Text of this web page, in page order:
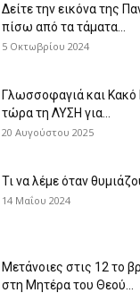
Δείτε την εικόνα της
πίσω από τα τάματα...
5 Οκτωβρίου 2024
Γλωσσοφαγιά και Κακό
τώρα τη ΛΥΣΗ για...
20 Αυγούστου 2025
Τι να λέμε όταν
14 Μαΐου 2024
Μετάνοιες στις 12 το
στη Μητέρα του Θεού...